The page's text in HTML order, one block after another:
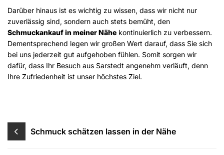
Darüber hinaus ist es wichtig zu wissen, dass wir nicht nur
zuverlässig sind, sondern auch stets bemüht, den
Schmuckankauf in meiner Nähe kontinuierlich zu verbessern.
Dementsprechend legen wir großen Wert darauf, dass Sie sich
bei uns jederzeit gut aufgehoben fühlen. Somit sorgen wir
dafür, dass Ihr Besuch aus Sarstedt angenehm verläuft, denn
Ihre Zufriedenheit ist unser höchstes Ziel.
Beitragsnavigation
Schmuck schätzen lassen in der Nähe